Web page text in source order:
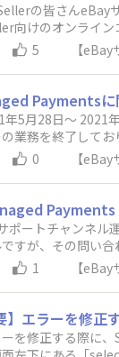
ク：https://
にてZoomが使え
（最大12枚）・
forms/d/e/
（参加希望者多
ちしています。
の皆さんeBay
向けのオンライ
コミュニティの
と考えており、
質問に回答した
た、様々なeBay
さんの気軽な投稿
5 【
Paymentsに
5月28日～ 2021
業務を終了して
残しております
。※上記ページで
の問い合
：https://
認のメディア・コ
しての自己紹介や
を行う動画（*動
0 【
Payments
ポートチャンネル
ですが、その問い
願いいたします
ここま
ご協力や励ましや
かけて再始動し
う、会員登録の
1 【
】エラーを修正
を修正する際に、